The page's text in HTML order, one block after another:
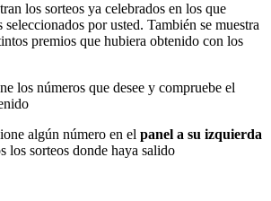
los sorteos ya celebrados en los que
por usted. También se muestra
premios que hubiera obtenido con los
los números que desee y compruebe el
algún número en el panel a su izquierda
los sorteos donde haya salido